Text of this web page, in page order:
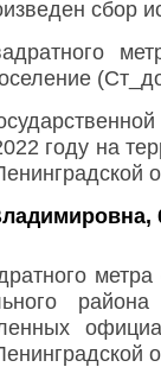
сбор
году на